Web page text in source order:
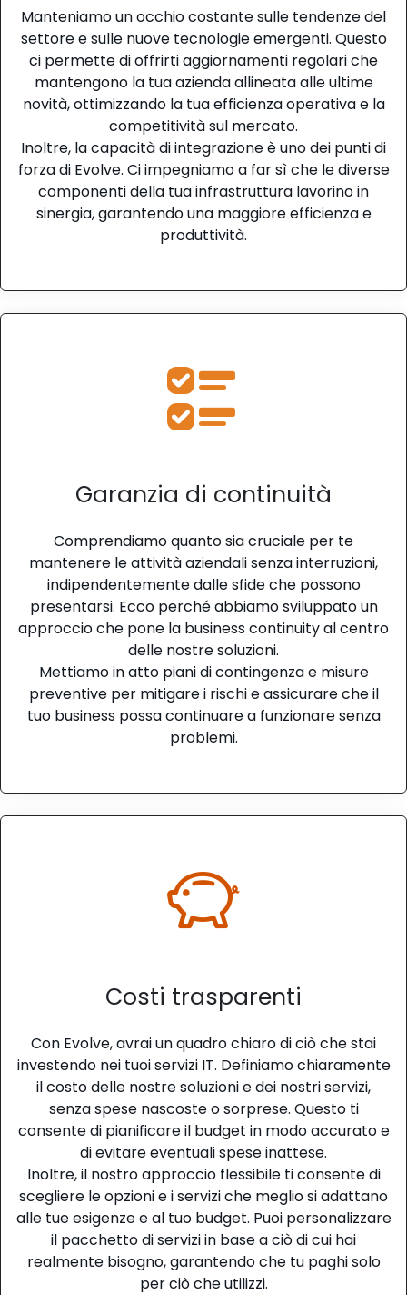
Manteniamo un occhio costante sulle tendenze del
settore e sulle nuove tecnologie emergenti. Questo
ci permette di offrirti aggiornamenti regolari che
mantengono la tua azienda allineata alle ultime
novità, ottimizzando la tua efficienza operativa e la
competitività sul mercato.
Inoltre, la capacità di integrazione è uno dei punti di
forza di Evolve. Ci impegniamo a far sì che le diverse
componenti della tua infrastruttura lavorino in
sinergia, garantendo una maggiore efficienza e
produttività.
Garanzia di continuità
Comprendiamo quanto sia cruciale per te
mantenere le attività aziendali senza interruzioni,
indipendentemente dalle sfide che possono
presentarsi. Ecco perché abbiamo sviluppato un
approccio che pone la business continuity al centro
delle nostre soluzioni.
Mettiamo in atto piani di contingenza e misure
preventive per mitigare i rischi e assicurare che il
tuo business possa continuare a funzionare senza
problemi.
Costi trasparenti
Con Evolve, avrai un quadro chiaro di ciò che stai
investendo nei tuoi servizi IT. Definiamo chiaramente
il costo delle nostre soluzioni e dei nostri servizi,
senza spese nascoste o sorprese. Questo ti
consente di pianificare il budget in modo accurato e
di evitare eventuali spese inattese.
Inoltre, il nostro approccio flessibile ti consente di
scegliere le opzioni e i servizi che meglio si adattano
alle tue esigenze e al tuo budget. Puoi personalizzare
il pacchetto di servizi in base a ciò di cui hai
realmente bisogno, garantendo che tu paghi solo
per ciò che utilizzi.